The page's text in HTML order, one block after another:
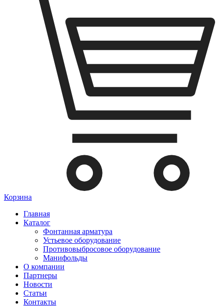
Корзина
Главная
Каталог
Фонтанная арматура
Устьевое оборудование
Противовыбросовое оборудование
Манифольды
О компании
Партнеры
Новости
Статьи
Контакты